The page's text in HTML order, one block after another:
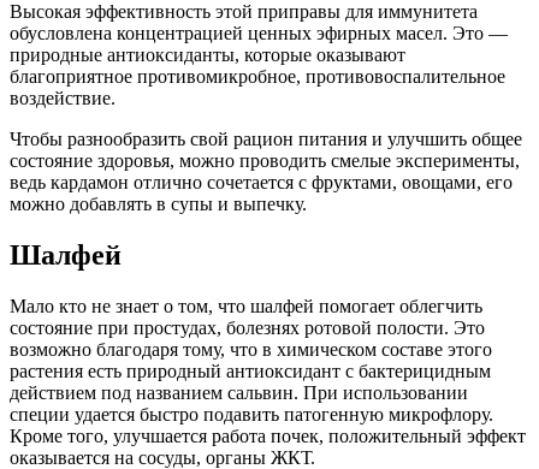
Высокая эффективность этой приправы для иммунитета
обусловлена концентрацией ценных эфирных масел. Это —
природные антиоксиданты, которые оказывают
благоприятное противомикробное, противовоспалительное
воздействие.
Чтобы разнообразить свой рацион питания и улучшить общее
состояние здоровья, можно проводить смелые эксперименты,
ведь кардамон отлично сочетается с фруктами, овощами, его
можно добавлять в супы и выпечку.
Шалфей
Мало кто не знает о том, что шалфей помогает облегчить
состояние при простудах, болезнях ротовой полости. Это
возможно благодаря тому, что в химическом составе этого
растения есть природный антиоксидант с бактерицидным
действием под названием сальвин. При использовании
специи удается быстро подавить патогенную микрофлору.
Кроме того, улучшается работа почек, положительный эффект
оказывается на сосуды, органы ЖКТ.